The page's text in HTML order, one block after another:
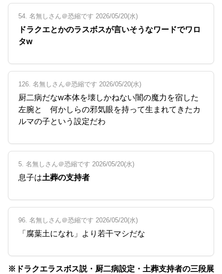
54. 名無しさん＠恐縮です 2026/05/20(水)
ドラクエとかのラスボスが言いそうなワードでワロ
タw
126. 名無しさん＠恐縮です 2026/05/20(水)
厨二病だなw本体を壊しかねない闇の魔力を宿した
左腕と 何かしらの邪気眼を持って生まれてきたカ
ルマの子という設定だわ
5. 名無しさん＠恐縮です 2026/05/20(水)
息子は土葬の支持者
96. 名無しさん＠恐縮です 2026/05/20(水)
「腐葉土になれ」より若干マシだな
※ドラクエラスボス説・厨二病設定・土葬支持者の三段展